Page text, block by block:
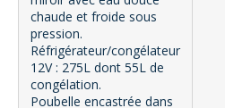
chaude et froide sous
pression.
Réfrigérateur/congélateur
12V : 275L dont 55L de
congélation.
Poubelle encastrée dans